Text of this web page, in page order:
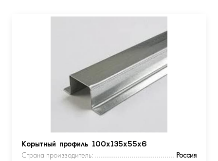
Корытный профиль 100х135х55х6
Страна производитель:
Россия